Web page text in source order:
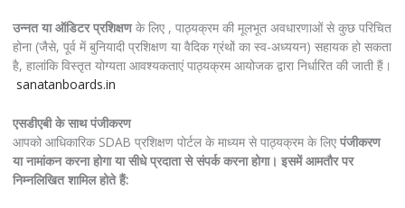
उन्नत या ऑडिटर प्रशिक्षणके लिए , पाठ्यक्रम की मूलभूत अवधारणाओं से कुछ परिचित
होना (जैसे, पूर्व में बुनियादी प्रशिक्षण या वैदिक ग्रंथों का स्व-अध्ययन) सहायक हो सकता
है, हालांकि विस्तृत योग्यता आवश्यकताएं पाठ्यक्रम आयोजक द्वारा निर्धारित की जाती हैं।
sanatanboards.in
एसडीएबी के साथ पंजीकरण
आपको आधिकारिक SDAB प्रशिक्षण पोर्टल के माध्यम से पाठ्यक्रम के लिए पंजीकरण
या नामांकन करना होगा या सीधे प्रदाता से संपर्क करना होगा। इसमें आमतौर पर
निम्नलिखित शामिल होते हैं: